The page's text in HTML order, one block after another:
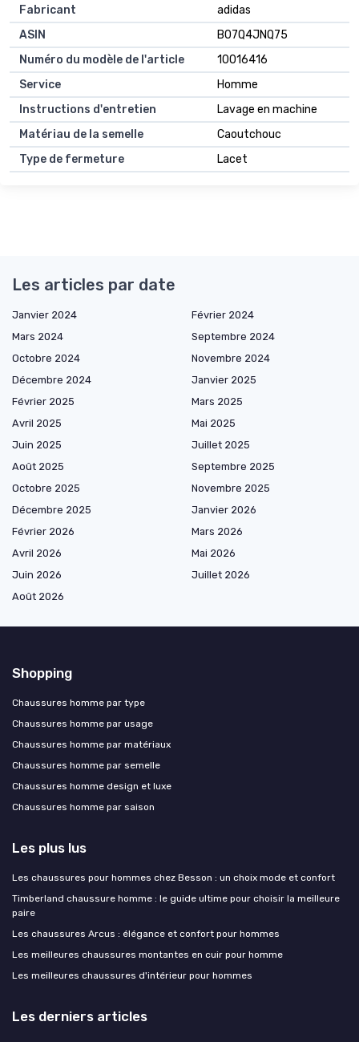
Fabricant
adidas
ASIN
B07Q4JNQ75
Numéro du modèle de l'article
10016416
Service
Homme
Instructions d'entretien
Lavage en machine
Matériau de la semelle
Caoutchouc
Type de fermeture
Lacet
Les articles par date
Janvier 2024
Février 2024
Mars 2024
Septembre 2024
Octobre 2024
Novembre 2024
Décembre 2024
Janvier 2025
Février 2025
Mars 2025
Avril 2025
Mai 2025
Juin 2025
Juillet 2025
Août 2025
Septembre 2025
Octobre 2025
Novembre 2025
Décembre 2025
Janvier 2026
Février 2026
Mars 2026
Avril 2026
Mai 2026
Juin 2026
Juillet 2026
Août 2026
Shopping
Chaussures homme par type
Chaussures homme par usage
Chaussures homme par matériaux
Chaussures homme par semelle
Chaussures homme design et luxe
Chaussures homme par saison
Les plus lus
Les chaussures pour hommes chez Besson : un choix mode et confort
Timberland chaussure homme : le guide ultime pour choisir la meilleure
paire
Les chaussures Arcus : élégance et confort pour hommes
Les meilleures chaussures montantes en cuir pour homme
Les meilleures chaussures d'intérieur pour hommes
Les derniers articles